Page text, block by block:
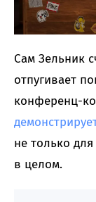
Сам Зельник
отпугивает
конференц-
не только
в целом.